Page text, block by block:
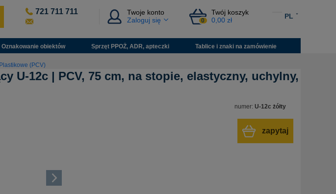
721 711 711
Twoje konto
Zaloguj się
Twój koszyk
0 0,00 zł
PL
Oznakowanie obiektów Sprzęt PPOŻ, ADR, apteczki Tablice i znaki na zamówienie
Plastikowe (PCV)
U-12c | PCV, 75 cm, na stopie, elastyczny, uchylny,
numer: U-12c żółty
zapytaj